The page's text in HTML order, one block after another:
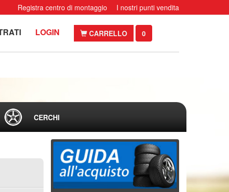
Registra centro di montaggio I nostri punti vendita
LOGIN CARRELLO 0
CERCHI